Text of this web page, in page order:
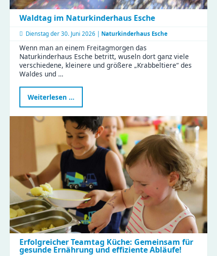
Waldtag im Naturkinderhaus Esche
Dienstag der 30. Juni 2026 | Naturkinderhaus Esche
Wenn man an einem Freitagmorgen das
Naturkinderhaus Esche betritt, wuseln dort ganz viele
verschiedene, kleinere und größere „Krabbeltiere“ des
Waldes und …
Weiterlesen …
im
Naturkinderhaus
Esche
Erfolgreicher Teamtag Küche: Gemeinsam für
gesunde Ernährung und effiziente Abläufe!